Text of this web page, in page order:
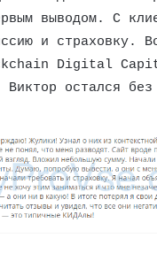
выводом. С
и страховку.
Digital
остался без